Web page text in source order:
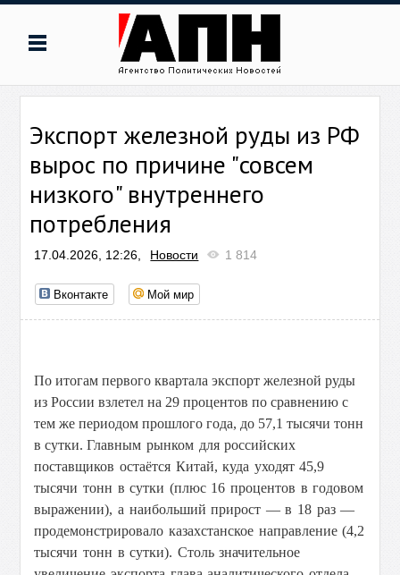
Экспорт железной руды из РФ
вырос по причине "совсем
низкого" внутреннего
потребления
17.04.2026, 12:26, Новости 1 814
Вконтакте Мой мир
По итогам первого квартала экспорт железной руды
из России взлетел на 29 процентов по сравнению с
тем же периодом прошлого года, до 57,1 тысячи тонн
в сутки.Главным рынком для российских
поставщиков остаётся Китай, куда уходят 45,9
тысячи тонн в сутки (плюс 16 процентов в годовом
выражении), а наибольший прирост — в 18 раз —
продемонстрировало казахстанское направление (4,2
тысячи тонн в сутки). Столь значительное